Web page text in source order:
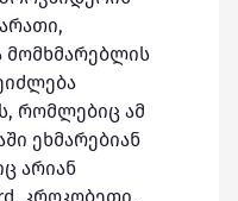
რომლებიც ამ
ეხმარებიან
არიან